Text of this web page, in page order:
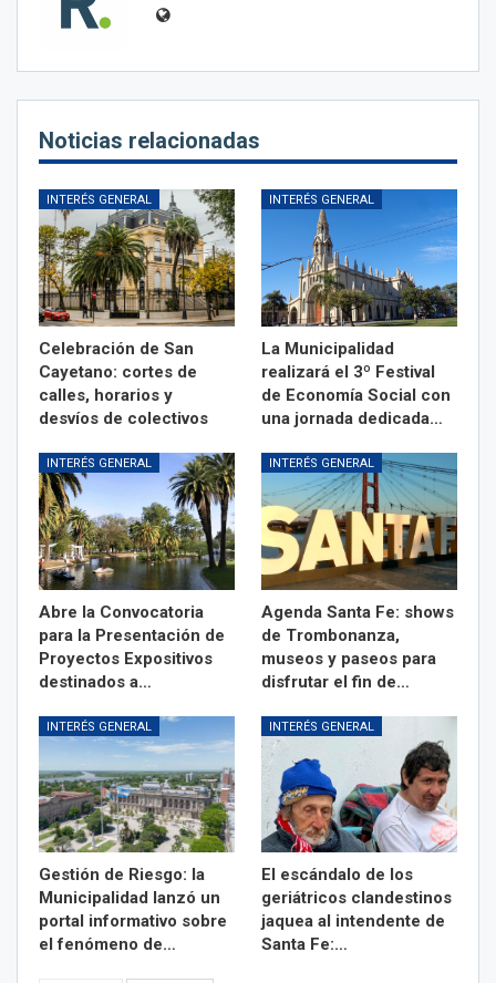
Noticias relacionadas
INTERÉS GENERAL
Celebración de San
Cayetano: cortes de
calles, horarios y
desvíos de colectivos
INTERÉS GENERAL
La Municipalidad
realizará el 3º Festival
de Economía Social con
una jornada dedicada…
INTERÉS GENERAL
Abre la Convocatoria
para la Presentación de
Proyectos Expositivos
destinados a…
INTERÉS GENERAL
Agenda Santa Fe: shows
de Trombonanza,
museos y paseos para
disfrutar el fin de…
INTERÉS GENERAL
Gestión de Riesgo: la
Municipalidad lanzó un
portal informativo sobre
el fenómeno de…
INTERÉS GENERAL
El escándalo de los
geriátricos clandestinos
jaquea al intendente de
Santa Fe:…